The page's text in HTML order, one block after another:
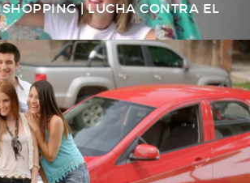
| LUCHA CONTRA EL